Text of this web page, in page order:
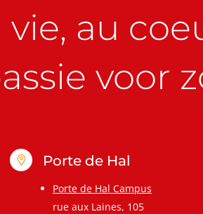
au
voor
 Porte de Hal
Porte de Hal Campus
rue aux Laines, 105